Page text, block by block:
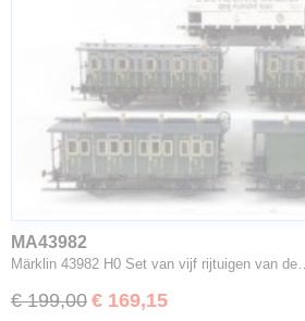
MA43982
Märklin 43982 H0 Set van vijf rijtuigen van de…
€ 199,00 € 169,15